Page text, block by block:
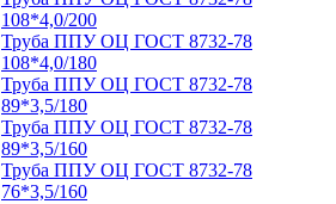
108*4,0/200
Труба ППУ ОЦ ГОСТ 8732-78
108*4,0/180
Труба ППУ ОЦ ГОСТ 8732-78
89*3,5/180
Труба ППУ ОЦ ГОСТ 8732-78
89*3,5/160
Труба ППУ ОЦ ГОСТ 8732-78
76*3,5/160